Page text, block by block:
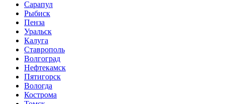
Сарапул
Рыбиск
Пенза
Уральск
Калуга
Ставрополь
Волгоград
Нефтекамск
Пятигорск
Вологда
Кострома